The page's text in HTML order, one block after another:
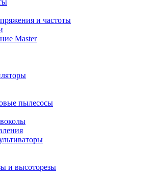
и частоты
Master
пылесосы
и высоторезы